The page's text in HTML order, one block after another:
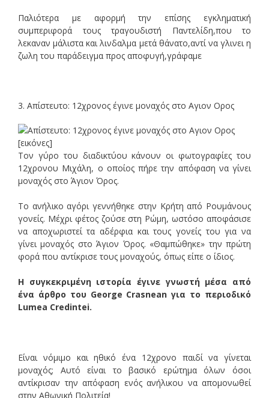
Παλιότερα με αφορμή την επίσης εγκληματική
συμπεριφορά τους τραγουδιστή Παντελίδη,που το
λεκαναν μάλιστα και λινδαλμα μετά θάνατο,αντί να γλινει η
ζωλη του παράδειγμα προς αποφυγή,γράφαμε
3. Απίστευτο: 12χρονος έγινε μοναχός στο Αγιον Ορος
Tον γύρο του διαδικτύου κάνουν οι φωτογραφίες του
12χρονου Μιχάλη, ο οποίος πήρε την απόφαση να γίνει
μοναχός στο Άγιον Όρος.
Το ανήλικο αγόρι γεννήθηκε στην Κρήτη από Ρουμάνους
γονείς. Μέχρι φέτος ζούσε στη Ρώμη, ωστόσο αποφάσισε
να αποχωριστεί τα αδέρφια και τους γονείς του για να
γίνει μοναχός στο Άγιον Όρος. «Θαμπώθηκε» την πρώτη
φορά που αντίκρισε τους μοναχούς, όπως είπε ο ίδιος.
Η συγκεκριμένη ιστορία έγινε γνωστή μέσα από
ένα άρθρο του George Crasnean για το περιοδικό
Lumea Credintei.
Είναι νόμιμο και ηθικό ένα 12χρονο παιδί να γίνεται
μοναχός; Αυτό είναι το βασικό ερώτημα όλων όσοι
αντίκρισαν την απόφαση ενός ανήλικου να απομονωθεί
στην Αθωνική Πολιτεία!